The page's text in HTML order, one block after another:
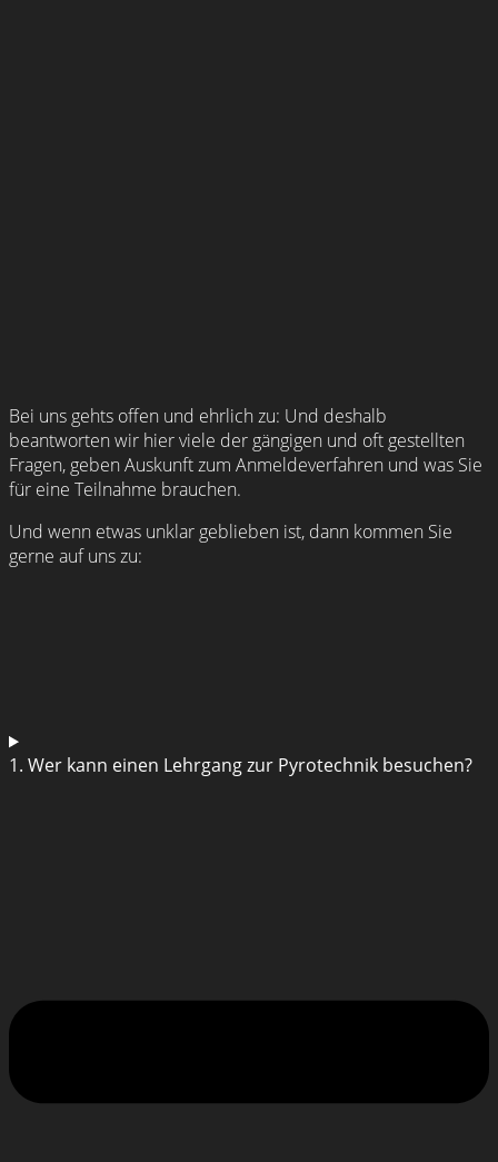
Bei uns gehts offen und ehrlich zu: Und deshalb
beantworten wir hier viele der gängigen und oft gestellten
Fragen, geben Auskunft zum Anmeldeverfahren und was Sie
für eine Teilnahme brauchen.
Und wenn etwas unklar geblieben ist, dann kommen Sie
gerne auf uns zu:
1. Wer kann einen Lehrgang zur Pyrotechnik besuchen?